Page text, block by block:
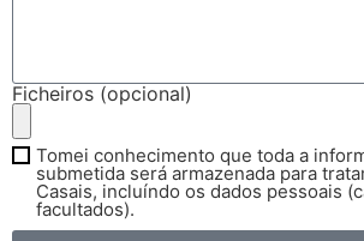
Ficheiros (opcional)
Tomei conhecimento que toda a
submetida será armazenada para
Casais, incluíndo os dados pessoais
facultados).